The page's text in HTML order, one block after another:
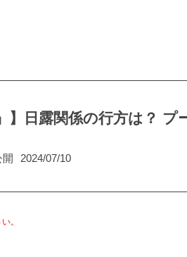
】日露関係の行方は？
開 2024/07/10
。